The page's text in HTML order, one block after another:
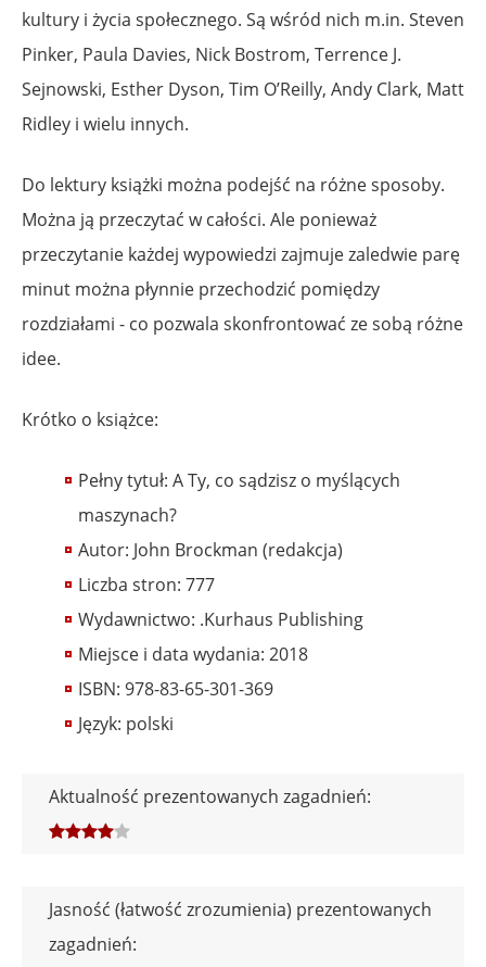
kultury i życia społecznego. Są wśród nich m.in. Steven
Pinker, Paula Davies, Nick Bostrom, Terrence J.
Sejnowski, Esther Dyson, Tim O’Reilly, Andy Clark, Matt
Ridley i wielu innych.
Do lektury książki można podejść na różne sposoby.
Można ją przeczytać w całości. Ale ponieważ
przeczytanie każdej wypowiedzi zajmuje zaledwie parę
minut można płynnie przechodzić pomiędzy
rozdziałami - co pozwala skonfrontować ze sobą różne
idee.
Krótko o książce:
Pełny tytuł: A Ty, co sądzisz o myślących
maszynach?
Autor: John Brockman (redakcja)
Liczba stron: 777
Wydawnictwo: .Kurhaus Publishing
Miejsce i data wydania: 2018
ISBN: 978-83-65-301-369
Język: polski
Aktualność prezentowanych zagadnień:
Jasność (łatwość zrozumienia) prezentowanych
zagadnień: